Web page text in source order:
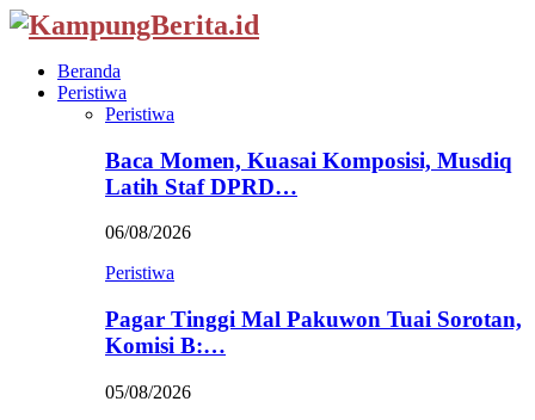
Beranda
Peristiwa
Peristiwa
Baca Momen, Kuasai Komposisi, Musdiq
Latih Staf DPRD…
06/08/2026
Peristiwa
Pagar Tinggi Mal Pakuwon Tuai Sorotan,
Komisi B:…
05/08/2026